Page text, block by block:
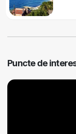
Puncte de